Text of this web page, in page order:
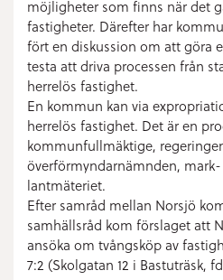
möjligheter som finns när det
fastigheter. Därefter har
fört en diskussion om att göra
testa att driva processen från
herrelös fastighet.
En kommun kan via
herrelös fastighet. Det är en
kommunfullmäktige,
överförmyndarnämnden,
lantmäteriet.
Efter samråd mellan Norsjö
samhällsråd kom förslaget att
ansöka om tvångsköp av
7:2 (Skolgatan 12 i Bastuträsk,